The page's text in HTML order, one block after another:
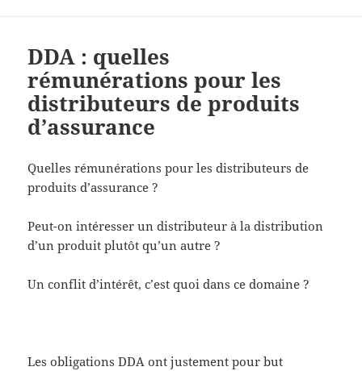
DDA : quelles
rémunérations pour les
distributeurs de produits
d’assurance
Quelles rémunérations pour les distributeurs de
produits d’assurance ?
Peut-on intéresser un distributeur à la distribution
d’un produit plutôt qu’un autre ?
Un conflit d’intérêt, c’est quoi dans ce domaine ?
Les obligations DDA ont justement pour but